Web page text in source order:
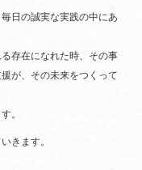
日の誠実な実践の中にあ
存在になれた時、その事
が、その未来をつくって
。
きます。